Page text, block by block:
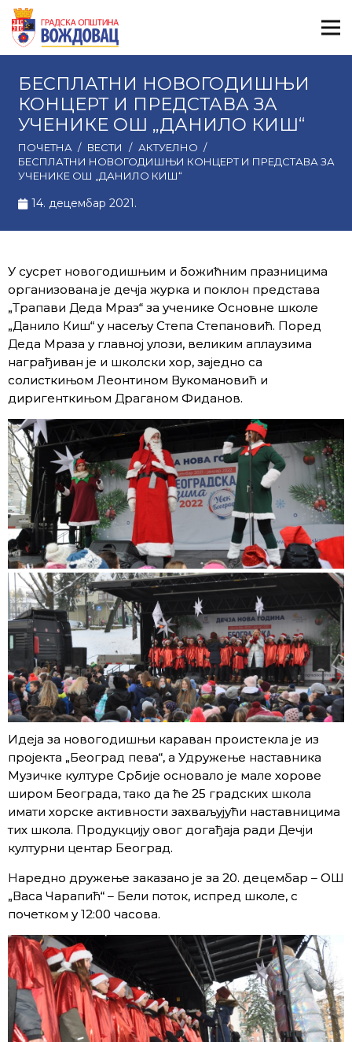
БЕСПЛАТНИ НОВОГОДИШЊИ
КОНЦЕРТ И ПРЕДСТАВА ЗА
УЧЕНИКЕ ОШ „ДАНИЛО КИШ“
ПОЧЕТНА / ВЕСТИ / АКТУЕЛНО /
БЕСПЛАТНИ НОВОГОДИШЊИ КОНЦЕРТ И ПРЕДСТАВА ЗА
УЧЕНИКЕ ОШ „ДАНИЛО КИШ“
14. децембар 2021.
У сусрет новогодишњим и божићним празницима
организована је дечја журка и поклон представа
„Трапави Деда Мраз“ за ученике Основне школе
„Данило Киш“ у насељу Степа Степановић. Поред
Деда Мраза у главној улози, великим аплаузима
награђиван је и школски хор, заједно са
солисткињом Леонтином Вукомановић и
диригенткињом Драганом Фиданов.
Идеја за новогодишњи караван проистекла је из
пројекта „Београд пева“, а Удружење наставника
Музичке културе Србије основало је мале хорове
широм Београда, тако да ће 25 градских школа
имати хорске активности захваљујући наставницима
тих школа. Продукцију овог догађаја ради Дечји
културни центар Београд.
Наредно дружење заказано је за 20. децембар – ОШ
„Васа Чарапић“ – Бели поток, испред школе, с
почетком у 12:00 часова.